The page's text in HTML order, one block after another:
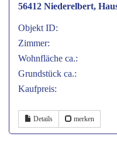
56412 Niederelbert,
Objekt ID:
Zimmer:
Wohnfläche ca.:
Grund­stück ca.:
Kaufpreis:
Details merken